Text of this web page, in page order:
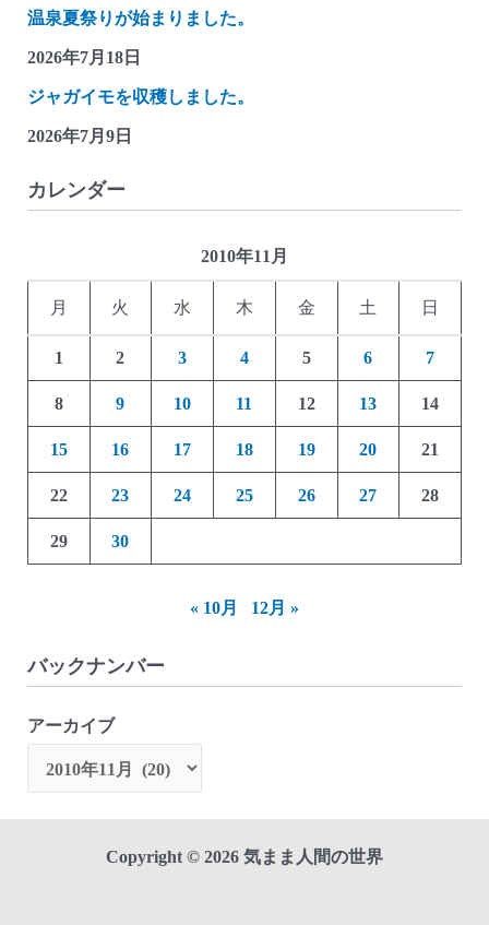
な
カ
ク
リ
金
温泉夏祭りが始まりました。
2026年7月18日
ジャガイモを収穫しました。
2026年7月9日
カレンダー
2010年11月
月 火 水 木 金 土 日
1 2 3 4 5 6 7
8 9 10 11 12 13 14
15 16 17 18 19 20 21
22 23 24 25 26 27 28
29 30
« 10月 12月 »
バックナンバー
アーカイブ
Copyright © 2026 気まま人間の世界